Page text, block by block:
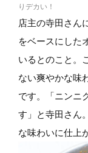
りデカい！
店主の寺田さん
をベースにした
いるとのこと。
ない爽やかな味
です。「ニンニ
す」と寺田さん
な味わいに仕上